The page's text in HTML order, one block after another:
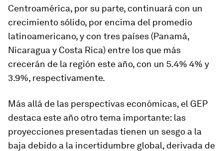
Centroamérica, por su parte, continuará con un
crecimiento sólido, por encima del promedio
latinoamericano, y con tres países (Panamá,
Nicaragua y Costa Rica) entre los que más
crecerán de la región este año, con un 5.4% 4% y
3.9%, respectivamente.
Más allá de las perspectivas económicas, el GEP
destaca este año otro tema importante: las
proyecciones presentadas tienen un sesgo a la
baja debido a la incertidumbre global, derivada de